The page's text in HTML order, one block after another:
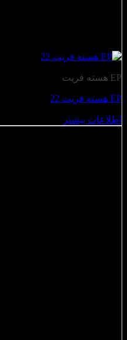
EP هسته فریت
EP هسته فریت 22
اطلاعات بیشتر